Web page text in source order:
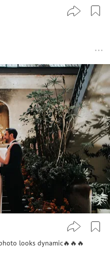
looks dynamic🔥🔥🔥